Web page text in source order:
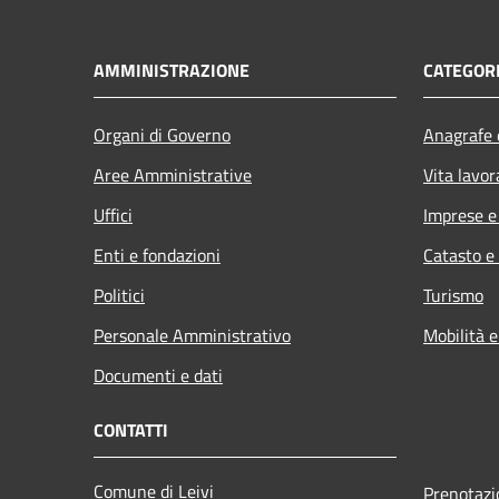
AMMINISTRAZIONE
Organi di Governo
Aree Amministrative
Uffici
Enti e fondazioni
Politici
Personale Amministrativo
Documenti e dati
Vita
Imprese
Catasto
Turismo
Mobilità
CONTATTI
Comune di Leivi